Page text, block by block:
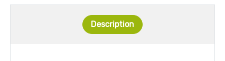
Description